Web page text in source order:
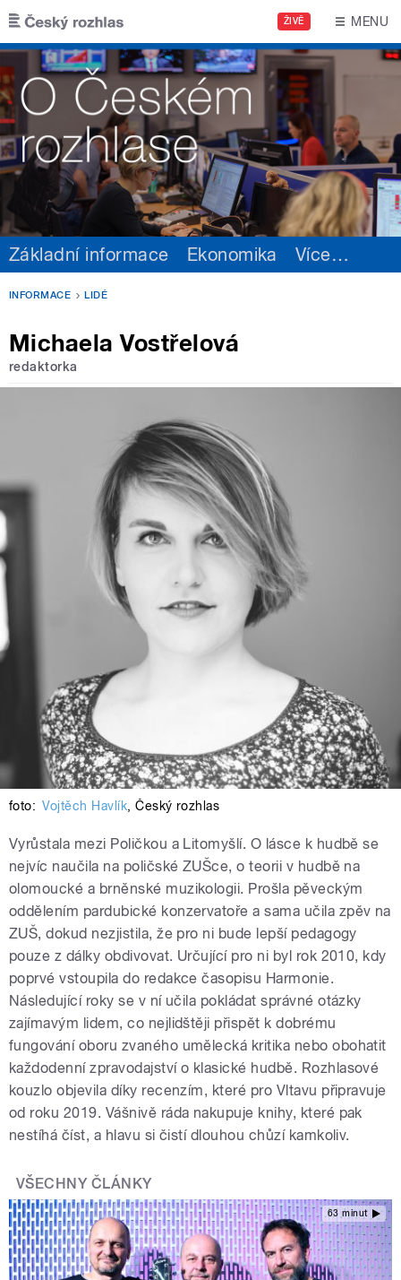
Přejít k hlavnímu obsahu
ŽIVĚ MENU
Základní informace Ekonomika Více…
INFORMACE LIDÉ
Michaela Vostřelová
redaktorka
foto: Vojtěch Havlík,Český rozhlas
Vyrůstala mezi Poličkou a Litomyšlí. O lásce k hudbě se
nejvíc naučila na poličské ZUŠce, o teorii v hudbě na
olomoucké a brněnské muzikologii. Prošla pěveckým
oddělením pardubické konzervatoře a sama učila zpěv na
ZUŠ, dokud nezjistila, že pro ni bude lepší pedagogy
pouze z dálky obdivovat. Určující pro ni byl rok 2010, kdy
poprvé vstoupila do redakce časopisu Harmonie.
Následující roky se v ní učila pokládat správné otázky
zajímavým lidem, co nejlidštěji přispět k dobrému
fungování oboru zvaného umělecká kritika nebo obohatit
každodenní zpravodajství o klasické hudbě. Rozhlasové
kouzlo objevila díky recenzím, které pro Vltavu připravuje
od roku 2019. Vášnivě ráda nakupuje knihy, které pak
nestíhá číst, a hlavu si čistí dlouhou chůzí kamkoliv.
VŠECHNY ČLÁNKY
63 minut